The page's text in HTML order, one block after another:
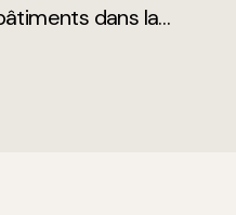
dans la